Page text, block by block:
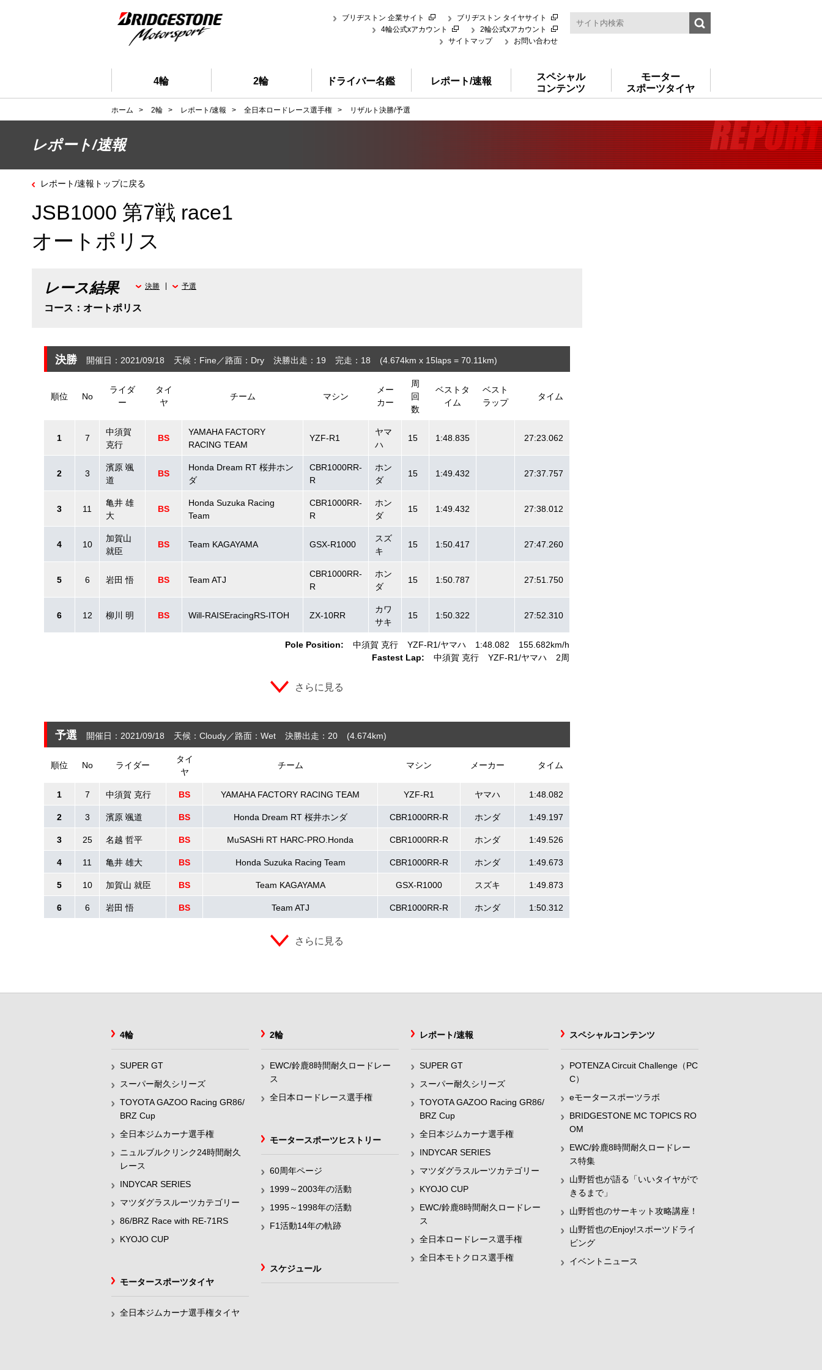
ブリヂストン 企業サイト
ブリヂストン タイヤサイト
4輪公式xアカウント
2輪公式xアカウント
サイトマップ
お問い合わせ
4輪 2輪 ドライバー名鑑 レポート/速報
スペシャル
コンテンツ
モーター
スポーツタイヤ
ホーム > 2輪 > レポート/速報 > 全日本ロードレース選手権 > リザルト決勝/予選
レポート/速報
レポート/速報トップに戻る
JSB1000 第7戦 race1
オートポリス
レース結果
コース：オートポリス
決勝 予選
決勝 開催日：2021/09/18 天候：Fine 路面：Dry 決勝出走：19 完走：18 (4.674km x 15laps = 70.11 km)
順位 No
ライダ
ー
タイ
ヤ
チーム マシン
メー
カー
周
回
数
ベストタ
イム
ベスト
ラップ
タイム
Pole Position: 中須賀 克行 YZF-R1 ヤマハ 1:48.082
155.682km/h
Fastest Lap:
中須賀 克行 YZF-R1 ヤマハ 2周
1 7
中須賀
克行
BS
YAMAHA FACTORY
RACING TEAM
YZF-R1
ヤマ
ハ
15 1:48.835 27:23.062
2 3
濱原 颯
道
BS
Honda Dream RT 桜井ホン
ダ
CBR1000RR-
R
ホン
ダ
15 1:49.432 27:37.757
3 11
亀井 雄
大
BS
Honda Suzuka Racing
Team
CBR1000RR-
R
ホン
ダ
15 1:49.432 27:38.012
4 10
加賀山
就臣
BS Team KAGAYAMA GSX-R1000
スズ
キ
15 1:50.417 27:47.260
5 6 岩田 悟 BS Team ATJ
CBR1000RR-
R
ホン
ダ
15 1:50.787 27:51.750
6 12 柳川 明 BS Will-RAISEracingRS-ITOH ZX-10RR
カワ
サキ
15 1:50.322 27:52.310
さらに見る
予選 開催日：2021/09/18 天候：Cloudy 路面：Wet 決勝出走：20 (4.674km)
順位 No ライダー
タイ
ヤ
チーム マシン メーカー タイム
1 7 中須賀 克行 BS YAMAHA FACTORY RACING TEAM YZF-R1 ヤマハ 1:48.082
2 3 濱原 颯道 BS Honda Dream RT 桜井ホンダ CBR1000RR-R ホンダ 1:49.197
3 25 名越 哲平 BS MuSASHi RT HARC-PRO.Honda CBR1000RR-R ホンダ 1:49.526
4 11 亀井 雄大 BS Honda Suzuka Racing Team CBR1000RR-R ホンダ 1:49.673
5 10 加賀山 就臣 BS Team KAGAYAMA GSX-R1000 スズキ 1:49.873
6 6 岩田 悟 BS Team ATJ CBR1000RR-R ホンダ 1:50.312
さらに見る
4輪
SUPER GT
スーパー耐久シリーズ
TOYOTA GAZOO Racing GR86/
BRZ Cup
全日本ジムカーナ選手権
ニュルブルクリンク24時間耐久
レース
INDYCAR SERIES
マツダグラスルーツカテゴリー
86/BRZ Race with RE-71RS
KYOJO CUP
2輪
EWC/鈴鹿8時間耐久ロードレー
ス
全日本ロードレース選手権
レポート/速報
SUPER GT
スーパー耐久シリーズ
TOYOTA GAZOO Racing GR86/
BRZ Cup
全日本ジムカーナ選手権
INDYCAR SERIES
マツダグラスルーツカテゴリー
KYOJO CUP
EWC/鈴鹿8時間耐久ロードレー
ス
全日本ロードレース選手権
全日本モトクロス選手権
スペシャルコンテンツ
POTENZA Circuit Challenge（PC
C）
eモータースポーツラボ
BRIDGESTONE MC TOPICS RO
OM
EWC/鈴鹿8時間耐久ロードレー
ス特集
山野哲也が語る「いいタイヤがで
きるまで」
山野哲也のサーキット攻略講座！
山野哲也のEnjoy!スポーツドライ
ビング
イベントニュース
モータースポーツヒストリー
60周年ページ
1999～2003年の活動
1995～1998年の活動
F1活動14年の軌跡
スケジュール
モータースポーツタイヤ
全日本ジムカーナ選手権タイヤ